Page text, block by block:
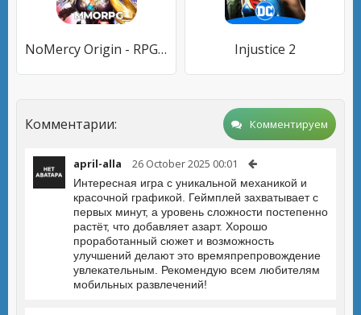
NoMercy Origin - RPG Game Injustice 2
Комментарии: Комментируем
april-alla 26 October 2025 00:01
Интересная игра с уникальной механикой и
красочной графикой. Геймплей захватывает с
первых минут, а уровень сложности постепенно
растёт, что добавляет азарт. Хорошо
проработанный сюжет и возможность
улучшений делают это времяпрепровождение
увлекательным. Рекомендую всем любителям
мобильных развлечений!